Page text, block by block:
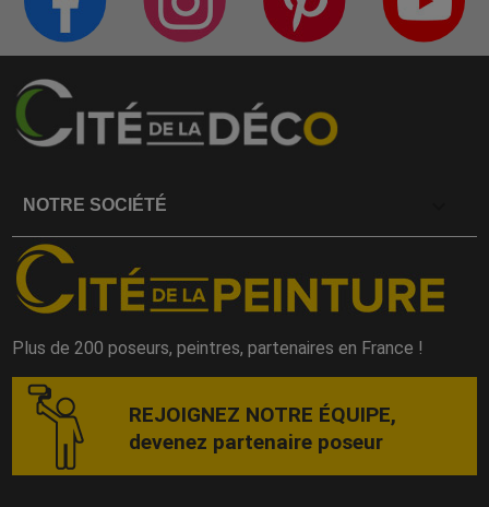
CITÉ DE LA DÉCO CITÉ DE LA DÉCO CITÉ DE LA
NOTRE SOCIÉTÉ
Plus de 200 poseurs, peintres, partenaires en France !
REJOIGNEZ NOTRE ÉQUIPE,
devenez partenaire poseur